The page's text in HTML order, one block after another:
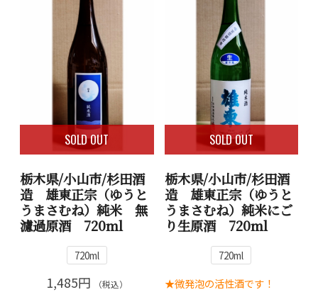
SOLD OUT
栃木県/小山市/杉田酒
造 雄東正宗（ゆうと
うまさむね）純米 無
濾過原酒 720ml
720ml
1,485円 （税込）
SOLD OUT
栃木県/小山市/杉田酒
造 雄東正宗（ゆうと
うまさむね）純米にご
り生原酒 720ml
720ml
★微発泡の活性酒です！